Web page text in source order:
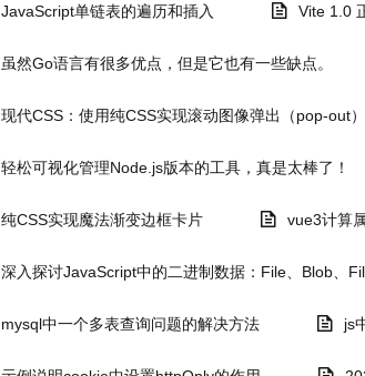
JavaScript单链表的遍历和插入 Vite 1.0
虽然Go语言有很多优点，但是它也有一些缺点。
现代CSS：使用纯CSS实现滚动图像弹出（pop-out
轻松可视化管理Node.js版本的工具，真是太棒了！
纯CSS实现魔法渐变边框卡片 vue3计算
深入探讨JavaScript中的二进制数据：File、Blob、
mysql中一个多表查询问题的解决方法 js